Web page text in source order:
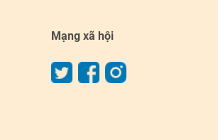
Mạng xã hội